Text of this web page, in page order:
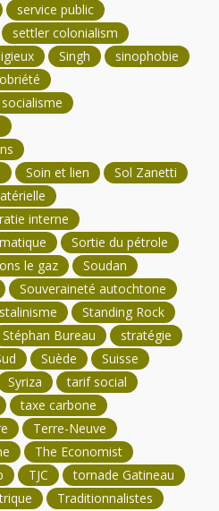
service public
settler colonialism
Singh
sinophobie
socialisme
Soin et lien
Sol Zanetti
interne
Sortie du pétrole
le gaz
Soudan
Souveraineté autochtone
stalinisme
Standing Rock
Stéphan Bureau
stratégie
Suède
Suisse
Syriza
tarif social
taxe carbone
Terre-Neuve
The Economist
TJC
tornade Gatineau
Traditionnalistes